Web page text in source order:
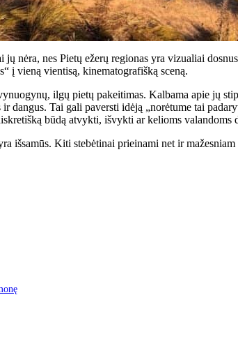
nėra, nes Pietų ežerų regionas yra vizualiai
į vieną vientisą, kinematografišką sceną.
ilgų pietų pakeitimas. Kalbama apie jų
Tai gali paversti idėją „norėtume tai
būdą atvykti, išvykti ar kelioms valandoms
išsamūs. Kiti stebėtinai prieinami net ir mažesniam